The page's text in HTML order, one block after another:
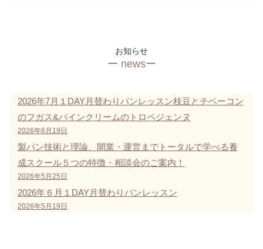
お知らせ
ー newsー
2026年7月１DAY月替わりパンレッスン枝豆とチベーコン
のフガス&パインクリームのトロペジェンヌ
2026年6月19日
製パン技術と理論、開業・運営までトータルで学べる養
成スクール５つの特徴・相談会のご案内！
2026年5月25日
2026年６月１DAY月替わりパンレッスン
2026年5月19日